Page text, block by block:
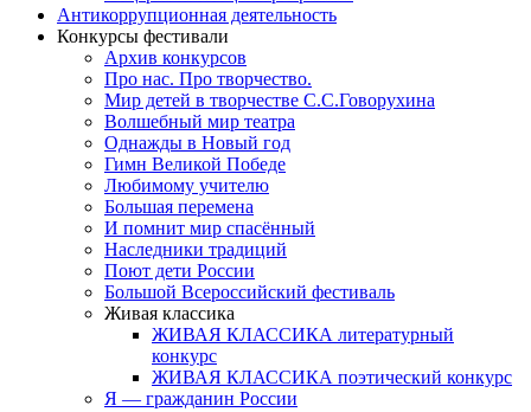
Антикоррупционная деятельность
Конкурсы фестивали
Архив конкурсов
Про нас. Про творчество.
Мир детей в творчестве С.С.Говорухина
Волшебный мир театра
Однажды в Новый год
Гимн Великой Победе
Любимому учителю
Большая перемена
И помнит мир спасённый
Наследники традиций
Поют дети России
Большой Всероссийский фестиваль
Живая классика
ЖИВАЯ КЛАССИКА литературный
конкурс
ЖИВАЯ КЛАССИКА поэтический конкурс
Я — гражданин России